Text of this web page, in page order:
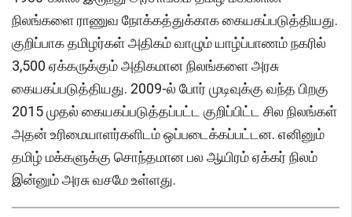
நிலங்களை ராணுவ நோக்கத்துக்காக கையகப்படுத்தியது.
குறிப்பாக தமிழர்கள் அதிகம் வாழும் யாழ்ப்பாணம் நகரில்
3,500 ஏக்கருக்கும் அதிகமான நிலங்களை அரசு
கையகப்படுத்தியது. 2009-ல் போர் முடிவுக்கு வந்த பிறகு
2015 முதல் கையகப்படுத்தப்பட்ட குறிப்பிட்ட சில நிலங்கள்
அதன் உரிமையாளர்களிடம் ஒப்படைக்கப்பட்டன. எனினும்
தமிழ் மக்களுக்கு சொந்தமான பல ஆயிரம் ஏக்கர் நிலம்
இன்னும் அரசு வசமே உள்ளது.